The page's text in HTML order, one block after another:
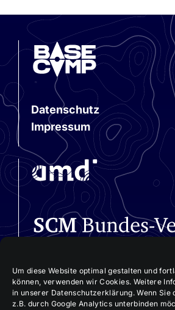
Um diese Website optimal gestalten und
können, verwenden wir Cookies. Weitere
in unserer Datenschutzerklärung. Wenn Sie
z.B. durch Google Analytics unterbinden
Datenschutz
Impressum